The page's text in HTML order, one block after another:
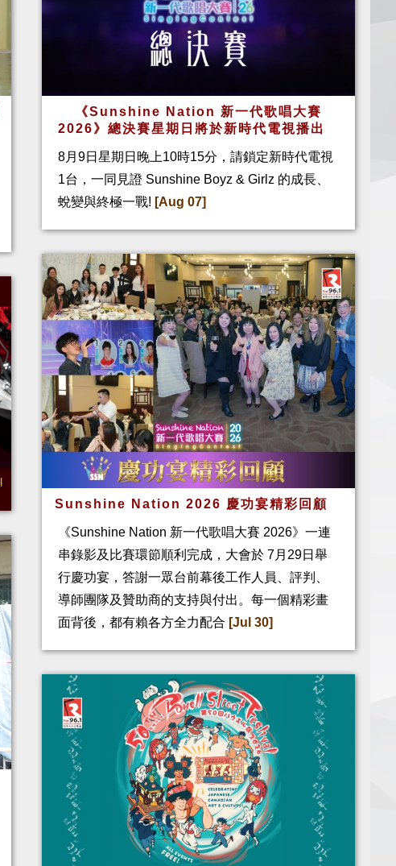
《Sunshine Nation 新一代歌唱大賽
2026》總決賽星期日將於新時代電視播出
8月9日星期日晚上10時15分，請鎖定新時代電視
1台，一同見證 Sunshine Boyz & Girlz 的成長、
蛻變與終極一戰! [Aug 07]
Sunshine Nation 2026 慶功宴精彩回顧
《Sunshine Nation 新一代歌唱大賽 2026》一連
串錄影及比賽環節順利完成，大會於 7月29日舉
行慶功宴，答謝一眾台前幕後工作人員、評判、
導師團隊及贊助商的支持與付出。每一個精彩畫
面背後，都有賴各方全力配合 [Jul 30]